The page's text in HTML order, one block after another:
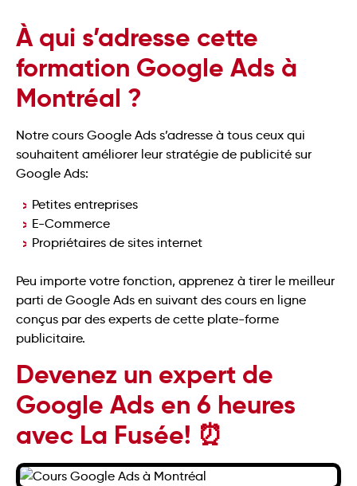
À qui s’adresse cette
formation Google Ads à
Montréal ?
Notre cours Google Ads s’adresse à tous ceux qui
souhaitent améliorer leur stratégie de publicité sur
Google Ads:
Petites entreprises
E-Commerce
Propriétaires de sites internet
Peu importe votre fonction, apprenez à tirer le meilleur
parti de Google Ads en suivant des cours en ligne
conçus par des experts de cette plate-forme
publicitaire.
Devenez un expert de
Google Ads en 6 heures
avec La Fusée! ⏰